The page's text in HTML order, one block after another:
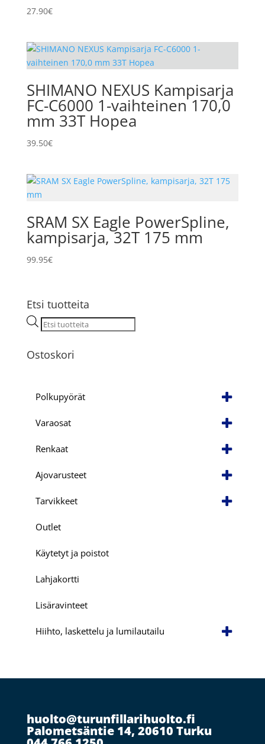
27.90€
SHIMANO NEXUS Kampisarja
FC-C6000 1-vaihteinen 170,0
mm 33T Hopea
39.50€
SRAM SX Eagle PowerSpline,
kampisarja, 32T 175 mm
99.95€
Etsi tuotteita
Products
Ostoskori
Polkupyörät
Varaosat
Renkaat
Ajovarusteet
Tarvikkeet
Outlet
Käytetyt ja poistot
Lahjakortti
Lisäravinteet
Hiihto, laskettelu ja lumilautailu
huolto@turunfillarihuolto.fi
Palometsäntie 14, 20610 Turku